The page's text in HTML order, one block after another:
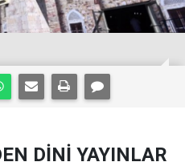
DİNİ YAYINLAR